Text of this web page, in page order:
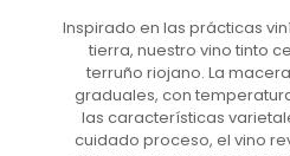
Inspirado en las prácticas
tierra, nuestro vino tinto
terruño riojano. La
graduales, con
las características
cuidado proceso, el vino